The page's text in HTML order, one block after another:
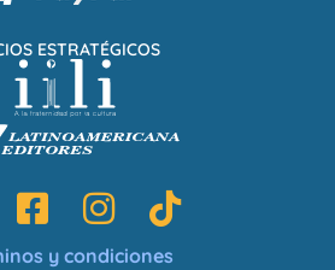
ESTRATÉGICOS
y condiciones